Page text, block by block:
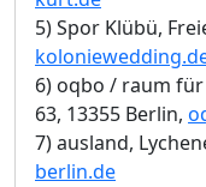
5) Spor Klübü,
6) oqbo / raum
63, 13355 Berlin,
7) ausland,
berlin.de